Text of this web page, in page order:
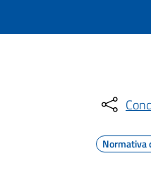
Normativa